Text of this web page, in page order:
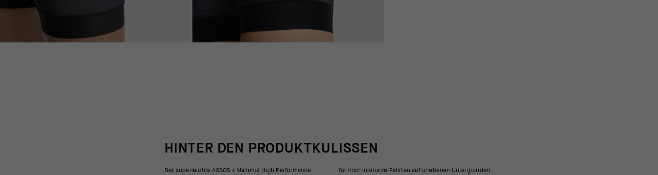
HINTER DEN PRODUKTKULISSEN
Der superleichte ASSOS x Mammut High Performance
für hochintensive Fahrten auf unebenen Untergründen